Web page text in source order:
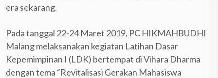
era sekarang.
Pada tanggal 22-24 Maret 2019, PC HIKMAHBUDHI
Malang melaksanakan kegiatan Latihan Dasar
Kepemimpinan I (LDK) bertempat di Vihara Dharma
dengan tema “Revitalisasi Gerakan Mahasiswa